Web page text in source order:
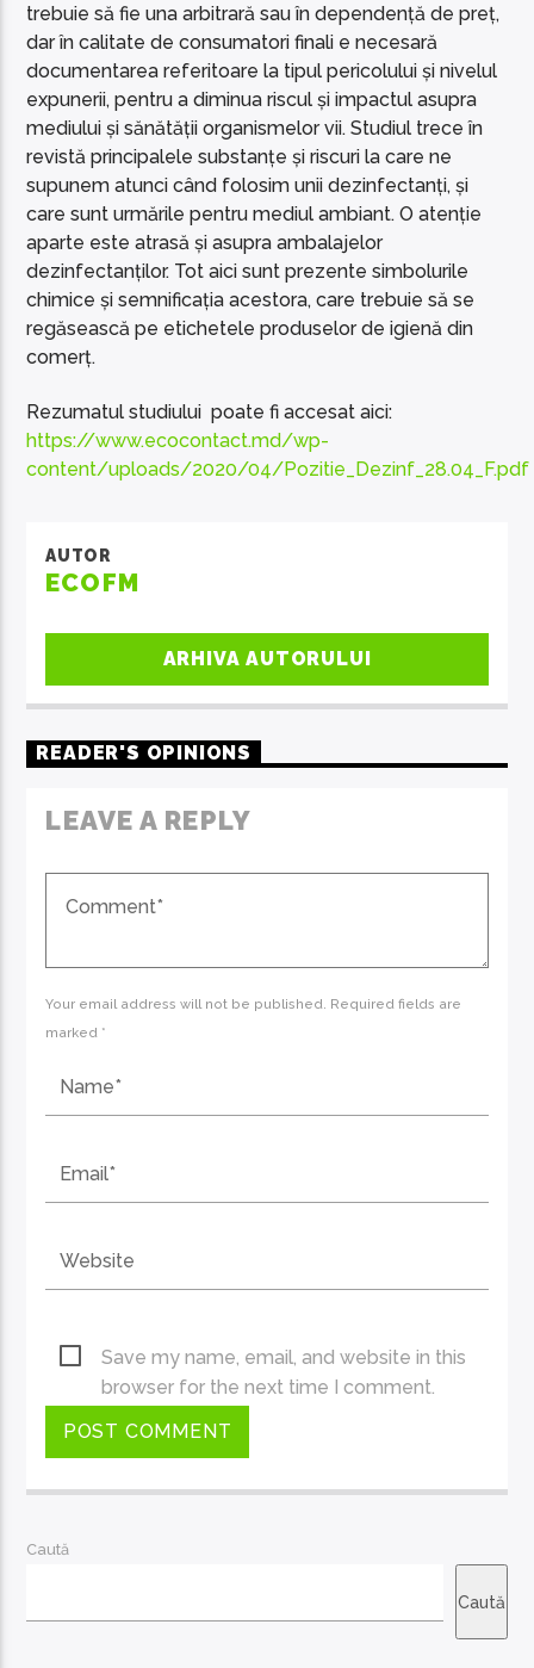
trebuie să fie una arbitrară sau în dependență de preț,
dar în calitate de consumatori finali e necesară
documentarea referitoare la tipul pericolului și nivelul
expunerii, pentru a diminua riscul și impactul asupra
mediului și sănătății organismelor vii. Studiul trece în
revistă principalele substanțe și riscuri la care ne
supunem atunci când folosim unii dezinfectanți, și
care sunt urmările pentru mediul ambiant. O atenție
aparte este atrasă și asupra ambalajelor
dezinfectanților. Tot aici sunt prezente simbolurile
chimice și semnificația acestora, care trebuie să se
regăsească pe etichetele produselor de igienă din
comerț.
Rezumatul studiului poate fi accesat aici:
https://www.ecocontact.md/wp-
content/uploads/2020/04/Pozitie_Dezinf_28.04_F.pdf
AUTOR
ECOFM
ARHIVA AUTORULUI
READER'S OPINIONS
LEAVE A REPLY
Your email address will not be published. Required fields are
marked *
Save my name, email, and website in this
browser for the next time I comment.
Caută
Caută